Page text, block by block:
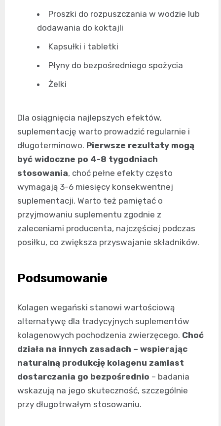
Proszki do rozpuszczania w wodzie lub
dodawania do koktajli
Kapsułki i tabletki
Płyny do bezpośredniego spożycia
Żelki
Dla osiągnięcia najlepszych efektów,
suplementację warto prowadzić regularnie i
długoterminowo. Pierwsze rezultaty mogą
być widoczne po 4-8 tygodniach
stosowania, choć pełne efekty często
wymagają 3-6 miesięcy konsekwentnej
suplementacji. Warto też pamiętać o
przyjmowaniu suplementu zgodnie z
zaleceniami producenta, najczęściej podczas
posiłku, co zwiększa przyswajanie składników.
Podsumowanie
Kolagen wegański stanowi wartościową
alternatywę dla tradycyjnych suplementów
kolagenowych pochodzenia zwierzęcego. Choć
działa na innych zasadach – wspierając
naturalną produkcję kolagenu zamiast
dostarczania go bezpośrednio – badania
wskazują na jego skuteczność, szczególnie
przy długotrwałym stosowaniu.